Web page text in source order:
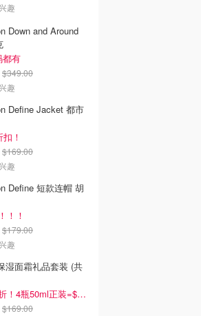
趣
Down and Around
都有
$349.00
趣
Define Jacket 都市
！
$169.00
趣
Define 短款连帽 胡
！！
$179.00
趣
湿面霜礼品套装 (共
变相3.9折！4瓶50ml正装=$29/瓶
$169.00